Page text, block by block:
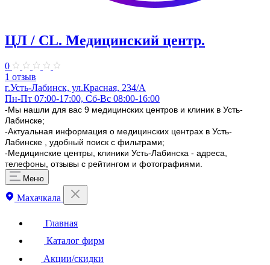
ЦЛ / CL. Медицинский центр.
0
1 отзыв
г.Усть-Лабинск, ул.Красная, 234/А
Пн-Пт 07:00-17:00, Сб-Вс 08:00-16:00
-Мы нашли для вас 9 медицинских центров и клиник в Усть-
Лабинске;
-Актуальная информация о медицинских центрах в Усть-
Лабинске , удобный поиск с фильтрами;
-Медицинские центры, клиники Усть-Лабинска - адреса,
телефоны, отзывы с рейтингом и фотографиями.
Меню
Махачкала
Главная
Каталог фирм
Акции/скидки